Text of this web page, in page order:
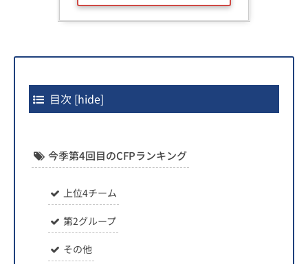
目次 [hide]
今季第4回目のCFPランキング
上位4チーム
第2グループ
その他